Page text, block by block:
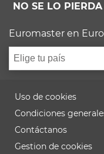
NO SE LO PIERDA
Euromaster en
Elige tu país
Uso de cookies
Condiciones
Contáctanos
Gestion de cookies